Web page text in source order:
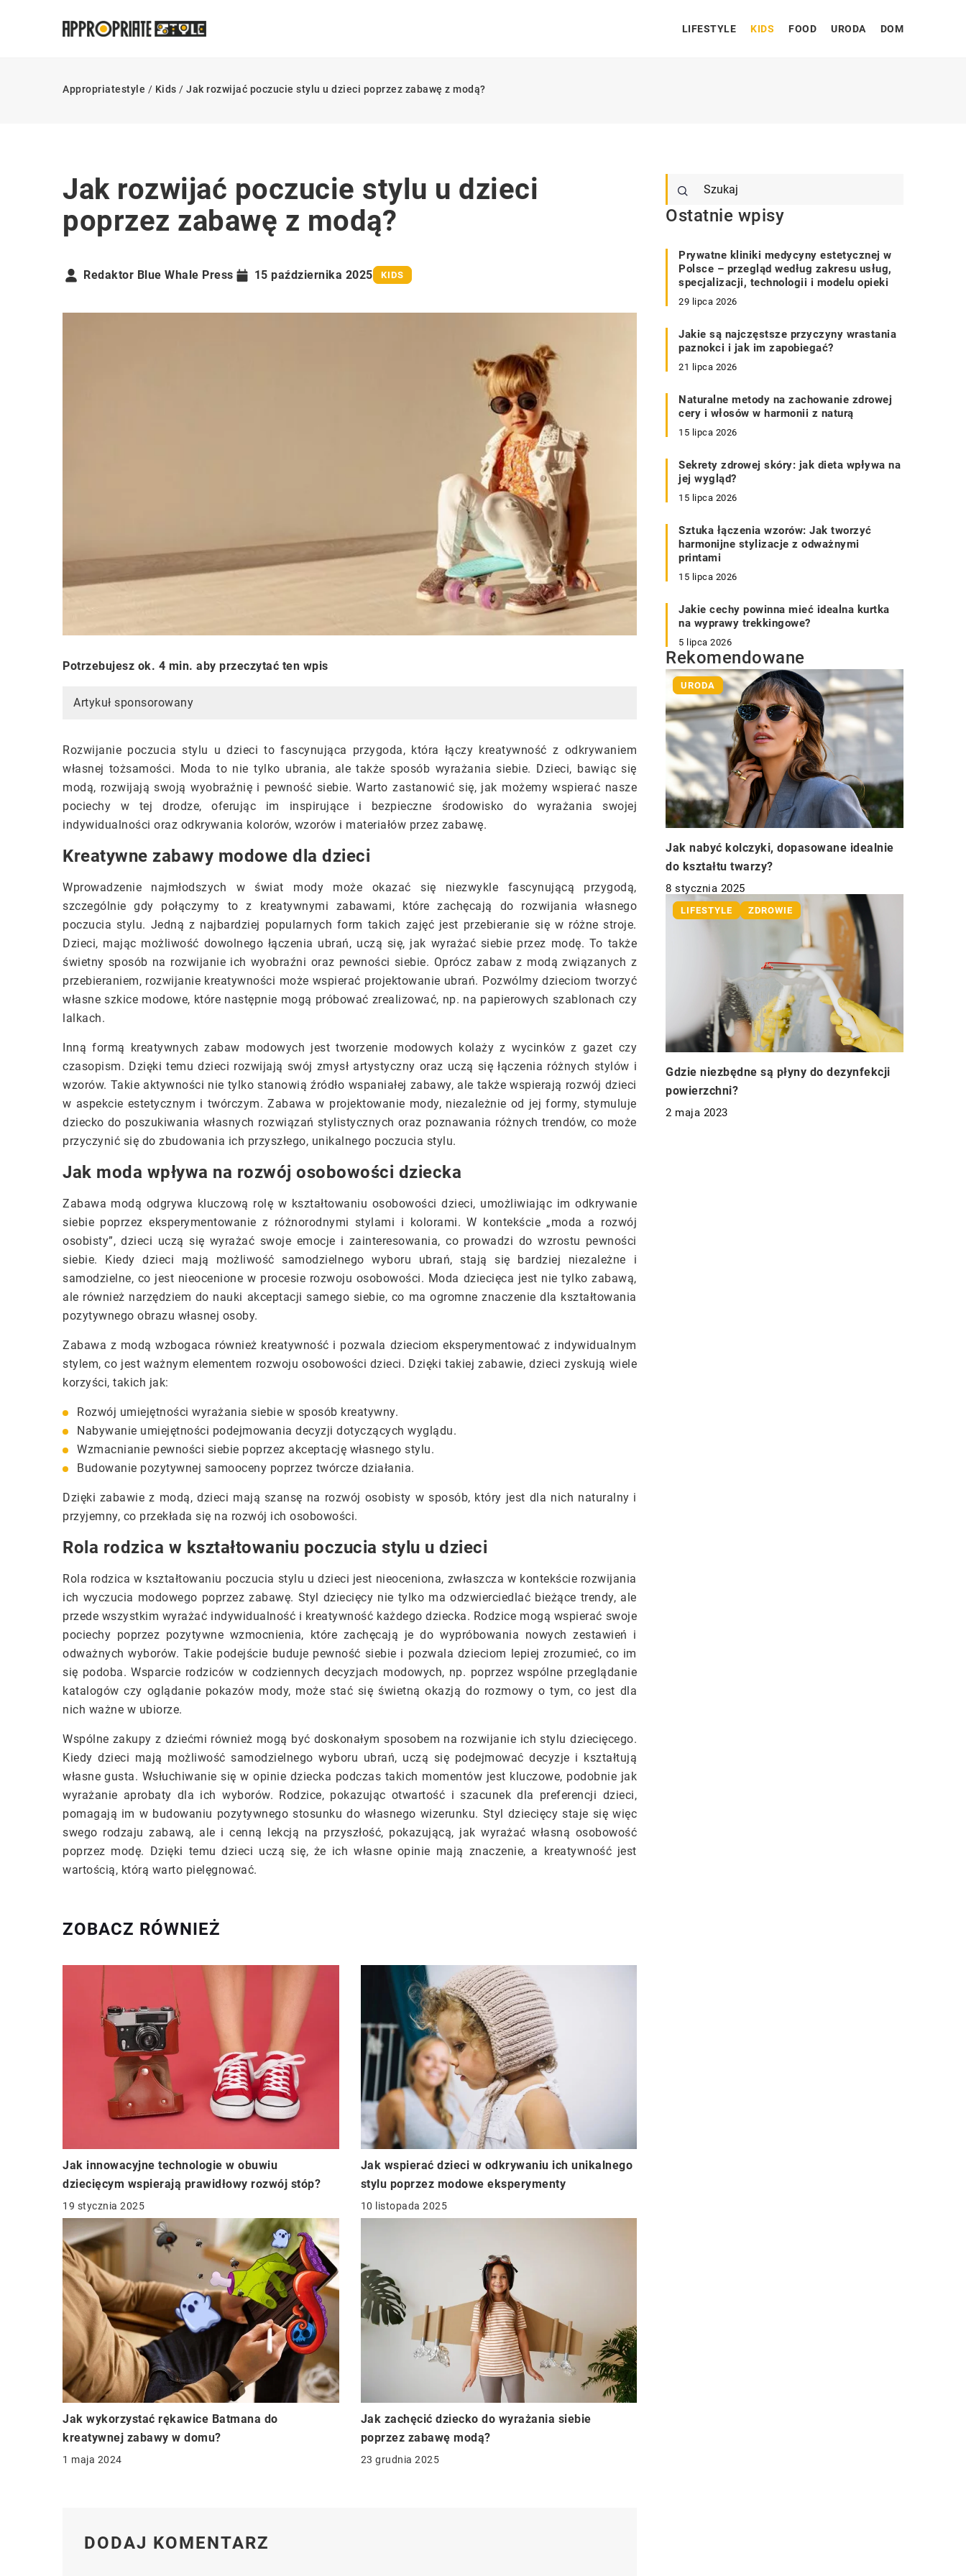
LIFESTYLE KIDS FOOD URODA DOM
Appropriatestyle / Kids / Jak rozwijać poczucie stylu u dzieci poprzez zabawę z modą?
Jak rozwijać poczucie stylu u dzieci
poprzez zabawę z modą?
Redaktor Blue Whale Press 15 października 2025 KIDS
Potrzebujesz ok. 4 min. aby przeczytać ten wpis
Artykuł sponsorowany
Rozwijanie poczucia stylu u dzieci to fascynująca przygoda, która łączy kreatywność z odkrywaniem
własnej tożsamości. Moda to nie tylko ubrania, ale także sposób wyrażania siebie. Dzieci, bawiąc się
modą, rozwijają swoją wyobraźnię i pewność siebie. Warto zastanowić się, jak możemy wspierać nasze
pociechy w tej drodze, oferując im inspirujące i bezpieczne środowisko do wyrażania swojej
indywidualności oraz odkrywania kolorów, wzorów i materiałów przez zabawę.
Kreatywne zabawy modowe dla dzieci
Wprowadzenie najmłodszych w świat mody może okazać się niezwykle fascynującą przygodą,
szczególnie gdy połączymy to z kreatywnymi zabawami, które zachęcają do rozwijania własnego
poczucia stylu. Jedną z najbardziej popularnych form takich zajęć jest przebieranie się w różne stroje.
Dzieci, mając możliwość dowolnego łączenia ubrań, uczą się, jak wyrażać siebie przez modę. To także
świetny sposób na rozwijanie ich wyobraźni oraz pewności siebie. Oprócz zabaw z modą związanych z
przebieraniem, rozwijanie kreatywności może wspierać projektowanie ubrań. Pozwólmy dzieciom tworzyć
własne szkice modowe, które następnie mogą próbować zrealizować, np. na papierowych szablonach czy
lalkach.
Inną formą kreatywnych zabaw modowych jest tworzenie modowych kolaży z wycinków z gazet czy
czasopism. Dzięki temu dzieci rozwijają swój zmysł artystyczny oraz uczą się łączenia różnych stylów i
wzorów. Takie aktywności nie tylko stanowią źródło wspaniałej zabawy, ale także wspierają rozwój dzieci
w aspekcie estetycznym i twórczym. Zabawa w projektowanie mody, niezależnie od jej formy, stymuluje
dziecko do poszukiwania własnych rozwiązań stylistycznych oraz poznawania różnych trendów, co może
przyczynić się do zbudowania ich przyszłego, unikalnego poczucia stylu.
Jak moda wpływa na rozwój osobowości dziecka
Zabawa modą odgrywa kluczową rolę w kształtowaniu osobowości dzieci, umożliwiając im odkrywanie
siebie poprzez eksperymentowanie z różnorodnymi stylami i kolorami. W kontekście „moda a rozwój
osobisty”, dzieci uczą się wyrażać swoje emocje i zainteresowania, co prowadzi do wzrostu pewności
siebie. Kiedy dzieci mają możliwość samodzielnego wyboru ubrań, stają się bardziej niezależne i
samodzielne, co jest nieocenione w procesie rozwoju osobowości. Moda dziecięca jest nie tylko zabawą,
ale również narzędziem do nauki akceptacji samego siebie, co ma ogromne znaczenie dla kształtowania
pozytywnego obrazu własnej osoby.
Zabawa z modą wzbogaca również kreatywność i pozwala dzieciom eksperymentować z indywidualnym
stylem, co jest ważnym elementem rozwoju osobowości dzieci. Dzięki takiej zabawie, dzieci zyskują wiele
korzyści, takich jak:
Rozwój umiejętności wyrażania siebie w sposób kreatywny.
Nabywanie umiejętności podejmowania decyzji dotyczących wyglądu.
Wzmacnianie pewności siebie poprzez akceptację własnego stylu.
Budowanie pozytywnej samooceny poprzez twórcze działania.
Dzięki zabawie z modą, dzieci mają szansę na rozwój osobisty w sposób, który jest dla nich naturalny i
przyjemny, co przekłada się na rozwój ich osobowości.
Rola rodzica w kształtowaniu poczucia stylu u dzieci
Rola rodzica w kształtowaniu poczucia stylu u dzieci jest nieoceniona, zwłaszcza w kontekście rozwijania
ich wyczucia modowego poprzez zabawę. Styl dziecięcy nie tylko ma odzwierciedlać bieżące trendy, ale
przede wszystkim wyrażać indywidualność i kreatywność każdego dziecka. Rodzice mogą wspierać swoje
pociechy poprzez pozytywne wzmocnienia, które zachęcają je do wypróbowania nowych zestawień i
odważnych wyborów. Takie podejście buduje pewność siebie i pozwala dzieciom lepiej zrozumieć, co im
się podoba. Wsparcie rodziców w codziennych decyzjach modowych, np. poprzez wspólne przeglądanie
katalogów czy oglądanie pokazów mody, może stać się świetną okazją do rozmowy o tym, co jest dla
nich ważne w ubiorze.
Wspólne zakupy z dziećmi również mogą być doskonałym sposobem na rozwijanie ich stylu dziecięcego.
Kiedy dzieci mają możliwość samodzielnego wyboru ubrań, uczą się podejmować decyzje i kształtują
własne gusta. Wsłuchiwanie się w opinie dziecka podczas takich momentów jest kluczowe, podobnie jak
wyrażanie aprobaty dla ich wyborów. Rodzice, pokazując otwartość i szacunek dla preferencji dzieci,
pomagają im w budowaniu pozytywnego stosunku do własnego wizerunku. Styl dziecięcy staje się więc
swego rodzaju zabawą, ale i cenną lekcją na przyszłość, pokazującą, jak wyrażać własną osobowość
poprzez modę. Dzięki temu dzieci uczą się, że ich własne opinie mają znaczenie, a kreatywność jest
wartością, którą warto pielęgnować.
ZOBACZ RÓWNIEŻ
Jak innowacyjne technologie w obuwiu
dziecięcym wspierają prawidłowy rozwój stóp?
19 stycznia 2025
Jak wspierać dzieci w odkrywaniu ich unikalnego
stylu poprzez modowe eksperymenty
10 listopada 2025
Jak wykorzystać rękawice Batmana do
kreatywnej zabawy w domu?
1 maja 2024
Jak zachęcić dziecko do wyrażania siebie
poprzez zabawę modą?
23 grudnia 2025
DODAJ KOMENTARZ
Ostatnie wpisy
Prywatne kliniki medycyny estetycznej w
Polsce – przegląd według zakresu usług,
specjalizacji, technologii i modelu opieki
29 lipca 2026
Jakie są najczęstsze przyczyny wrastania
paznokci i jak im zapobiegać?
21 lipca 2026
Naturalne metody na zachowanie zdrowej
cery i włosów w harmonii z naturą
15 lipca 2026
Sekrety zdrowej skóry: jak dieta wpływa na
jej wygląd?
15 lipca 2026
Sztuka łączenia wzorów: Jak tworzyć
harmonijne stylizacje z odważnymi
printami
15 lipca 2026
Jakie cechy powinna mieć idealna kurtka
na wyprawy trekkingowe?
5 lipca 2026
Rekomendowane
URODA
Jak nabyć kolczyki, dopasowane idealnie
do kształtu twarzy?
8 stycznia 2025
LIFESTYLE ZDROWIE
Gdzie niezbędne są płyny do dezynfekcji
powierzchni?
2 maja 2023